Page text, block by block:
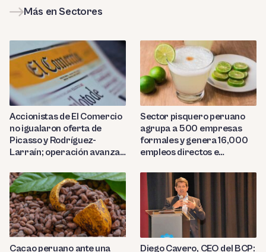
Más en Sectores
Accionistas de El Comercio
no igualaron oferta de
Picasso y Rodríguez-
Larraín; operación avanza
Sector pisquero peruano
agrupa a 500 empresas
formales y genera 16,000
empleos directos e
Cacao peruano ante una
Diego Cavero, CEO del BCP: